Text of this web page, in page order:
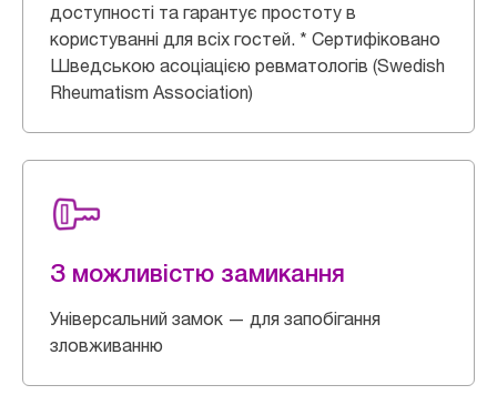
доступності та гарантує простоту в
користуванні для всіх гостей. * Сертифіковано
Шведською асоціацією ревматологів (Swedish
Rheumatism Association)
З можливістю замикання
Універсальний замок — для запобігання
зловживанню